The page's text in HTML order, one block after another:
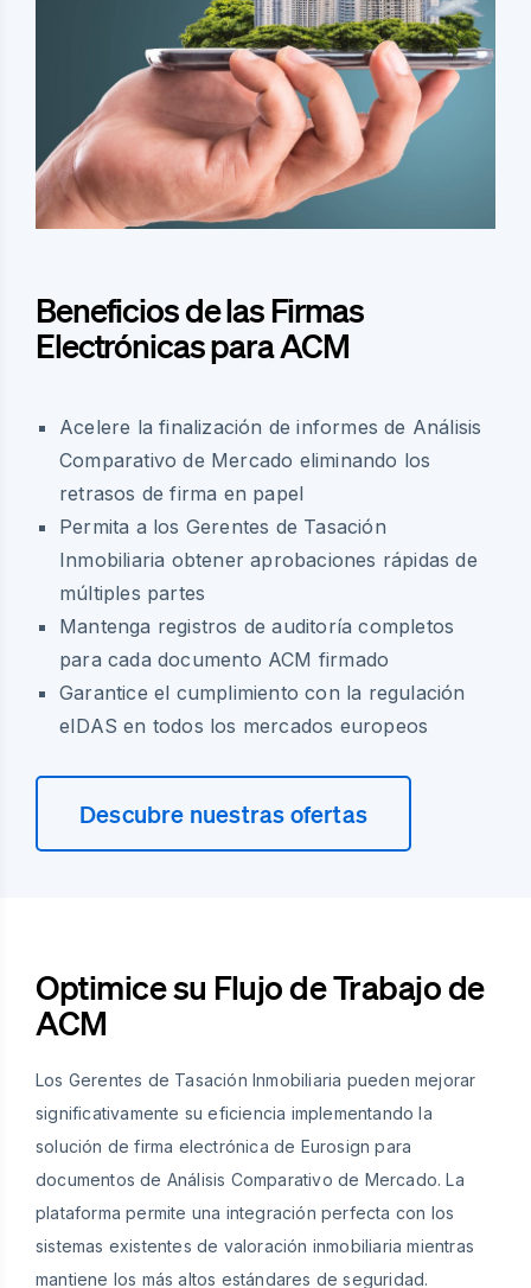
Beneficios de las Firmas
Electrónicas para ACM
Acelere la finalización de informes de Análisis
Comparativo de Mercado eliminando los
retrasos de firma en papel
Permita a los Gerentes de Tasación
Inmobiliaria obtener aprobaciones rápidas de
múltiples partes
Mantenga registros de auditoría completos
para cada documento ACM firmado
Garantice el cumplimiento con la regulación
eIDAS en todos los mercados europeos
Descubre nuestras ofertas
Optimice su Flujo de Trabajo de
ACM
Los Gerentes de Tasación Inmobiliaria pueden mejorar
significativamente su eficiencia implementando la
solución de firma electrónica de Eurosign para
documentos de Análisis Comparativo de Mercado. La
plataforma permite una integración perfecta con los
sistemas existentes de valoración inmobiliaria mientras
mantiene los más altos estándares de seguridad.